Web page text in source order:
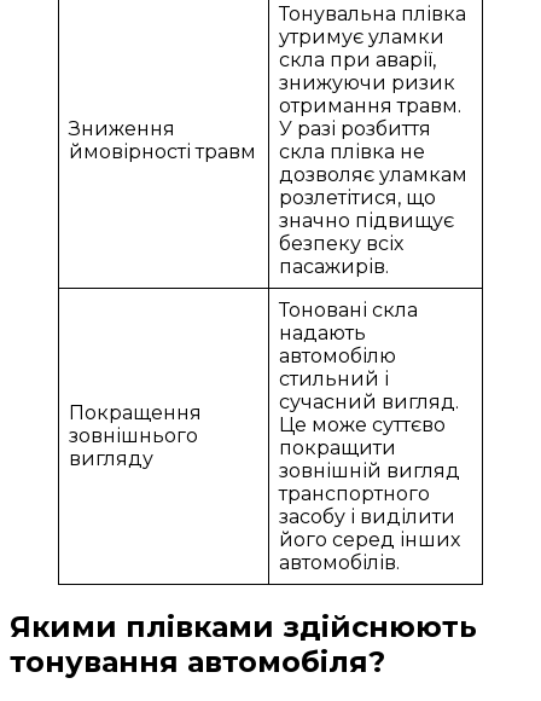
Зниження
ймовірності травм
Тонувальна плівка
утримує уламки
скла при аварії,
знижуючи ризик
отримання травм.
У разі розбиття
скла плівка не
дозволяє уламкам
розлетітися, що
значно підвищує
безпеку всіх
пасажирів.
Покращення
зовнішнього
вигляду
Тоновані скла
надають
автомобілю
стильний і
сучасний вигляд.
Це може суттєво
покращити
зовнішній вигляд
транспортного
засобу і виділити
його серед інших
автомобілів.
Якими плівками здійснюють
тонування автомобіля?